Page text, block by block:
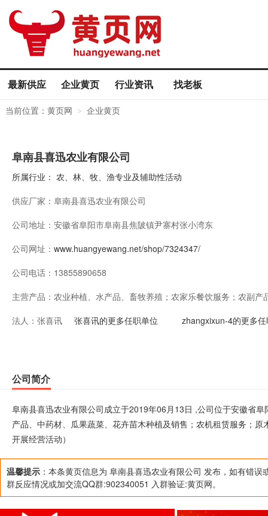
最新供应 企业黄页 行业资讯 找老板
当前位置： 黄页网 > 企业黄页
阜南县喜迅农业有限公司
所属行业： 农、林、牧、渔专业及辅助性活动
供应厂家： 阜南县喜迅农业有限公司
公司地址： 安徽省阜阳市阜南县焦陂镇尹寨村张小湾东
公司网址： www.huangyewang.net/shop/7324347/
公司电话： 13855890658
主营产品： 农业种植、水产品、畜牧养殖；农家乐餐饮服务；农副
植及销售；农机租赁服务；原木收购、加工及销售。（
法人： 张喜讯 张喜讯的更多任职单位 zhangxixun-4的更多
公司简介
阜南县喜迅农业有限公司成立于2019年06月13日 ,公司位于安徽省
产品、中药材、瓜果蔬菜、花卉苗木种植及销售；农机租赁服务；
开展经营活动）
温馨提示 ：本条黄页信息为 阜南县喜迅农业有限公司 发布，如有错误
群反应情况或加交流QQ群:902340051 入群验证:黄页网。